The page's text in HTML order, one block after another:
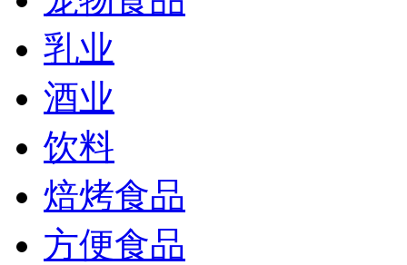
乳业
酒业
饮料
焙烤食品
方便食品